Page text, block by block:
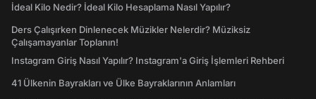
İdeal Kilo Nedir? İdeal Kilo Hesaplama Nasıl Yapılır?
Ders Çalışırken Dinlenecek Müzikler Nelerdir? Müziksiz
Çalışamayanlar Toplanın!
Instagram Giriş Nasıl Yapılır? Instagram'a Giriş İşlemleri Rehberi
41 Ülkenin Bayrakları ve Ülke Bayraklarının Anlamları